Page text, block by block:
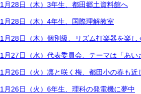
1月28日（木）3年生、都田郷土資料館へ
1月28日（木）4年生、国際理解教室
1月28日（木）個別級、リズム打楽器を楽し
1月27日（水）代表委員会、テーマは「あい
1月26日（火）凛と咲く梅、都田小の春も近
1月26日（火）6年生、理科の発電機に夢中